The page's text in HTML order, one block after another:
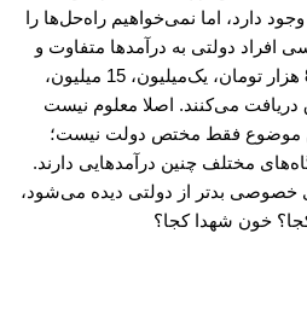
دارد، اما نمی‌خواهیم راه‌حل‌ها را
افراد دولتی به درآمدها متفاوت و
غیرقابل باور است. برخی 800 هزار تومان، یک‌میلیون، 15 میلیون،
حقوق دریافت می‌کنند. اصلا معلوم نیست
موضوع فقط مختص دولت نیست؛
مختلف چنین درآمدهایی دارند.
خصوصی بدتر از دولتی دیده می‌شود،
خون شهدا کجا؟